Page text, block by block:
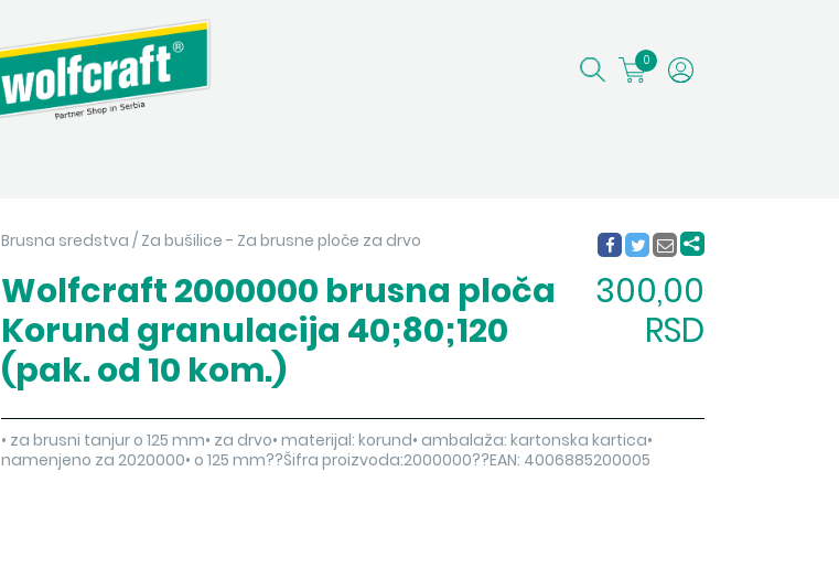
0
Brusna sredstva / Za bušilice - Za brusne ploče za drvo
Wolfcraft 2000000 brusna ploča
Korund granulacija 40;80;120
(pak. od 10 kom.)
300,00
RSD
• za brusni tanjur o 125 mm• za drvo• materijal: korund• ambalaža: kartonska kartica•
namenjeno za 2020000• o 125 mm??Šifra proizvoda:2000000??EAN: 4006885200005